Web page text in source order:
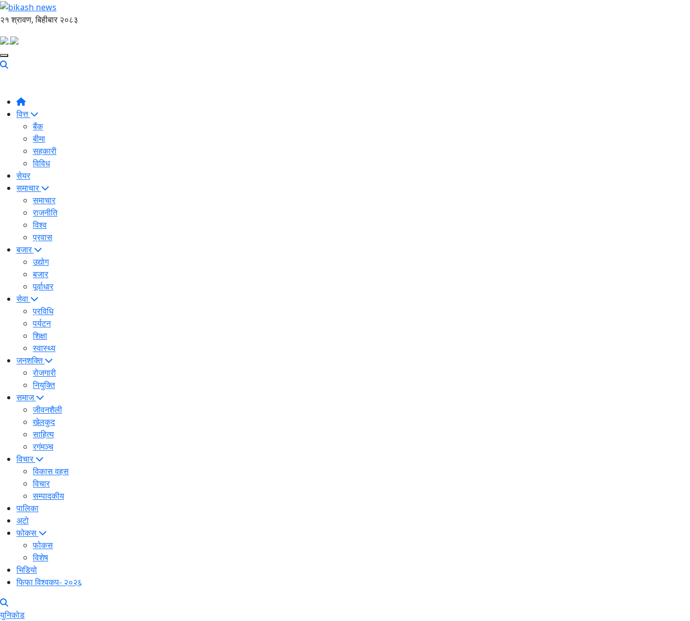
२१ श्रावण, बिहीबार २०८३
वित्त
बैंक
बीमा
सहकारी
विविध
सेयर
समाचार
समाचार
राजनीति
विश्व
प्रवास
बजार
उद्योग
बजार
पूर्वाधार
सेवा
प्रविधि
पर्यटन
शिक्षा
स्वास्थ्य
जनशक्ति
रोजगारी
नियुक्ति
समाज
जीवनशैली
खेलकुद
साहित्य
रगंमञ्च
विचार
विकास वहस
विचार
सम्पादकीय
पालिका
अटो
फोकस
फोकस
विशेष
भिडियो
फिफा विश्वकप- २०२६
युनिकोड